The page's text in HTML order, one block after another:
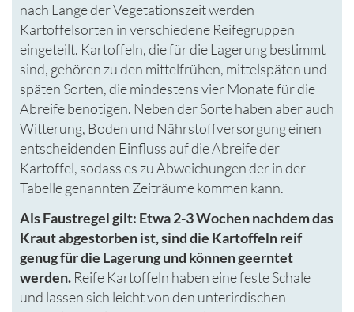
nach Länge der Vegetationszeit werden
Kartoffelsorten in verschiedene Reifegruppen
eingeteilt. Kartoffeln, die für die Lagerung bestimmt
sind, gehören zu den mittelfrühen, mittelspäten und
späten Sorten, die mindestens vier Monate für die
Abreife benötigen. Neben der Sorte haben aber auch
Witterung, Boden und Nährstoffversorgung einen
entscheidenden Einfluss auf die Abreife der
Kartoffel, sodass es zu Abweichungen der in der
Tabelle genannten Zeiträume kommen kann.
Als Faustregel gilt: Etwa 2-3 Wochen nachdem das
Kraut abgestorben ist, sind die Kartoffeln reif
genug für die Lagerung und können geerntet
werden. Reife Kartoffeln haben eine feste Schale
und lassen sich leicht von den unterirdischen